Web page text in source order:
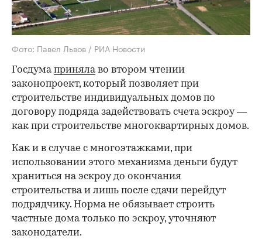
Фото: Павел Львов / РИА Новости
Госдумапринялаво втором чтении
законопроект, который позволяет при
строительстве индивидуальных домов по
договору подряда задействовать счета эскроу —
как при строительстве многоквартирных домов.
Как и в случае с многоэтажками, при
использовании этого механизма деньги будут
храниться на эскроу до окончания
строительства и лишь после сдачи перейдут
подрядчику. Норма не обязывает строить
частные дома только по эскроу, уточняют
законодатели.